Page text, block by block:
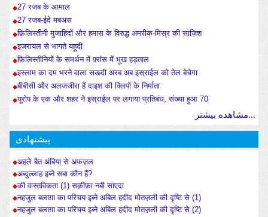
27 रजब के आमाल
27 रजब-ईदे मबअस
फ़िलिस्तीनी मुजाहिदों और हमास के विरुद्ध अमरीक-मिस्र की साज़िश
इजरायल से भागते यहूदी
फ़िलिस्तीनियों के समर्थन में फ़्रांस में भूख हड़ताल
इस्लाम का दम भरने वाला सऊदी अरब अब इस्राईल को तेल बेचेगा
बीबीसी और अलजजीरा हैं दाइश की क्लिपों के निर्माता
यूरोप के एक और शहर ने इस्राईल पर लगाया प्रतिबंध, संख्या हुआ 70
مشاهده بیشتر...
پیشنهادی
अहले बैत अंबिया से अफज़ल
अब्दुल्लाह इब्ने सबा कौन हैं?
की वास्तविकता (1) सक़ीफ़ा नबी साएदा
नहजुल बलाग़ा का परिचय इब्ने अबिल हदीद मोतज़ली की दृष्टि से (1)
नहजुल बलाग़ा का परिचय इब्ने अबिल हदीद मोतज़ली की दृष्टि से (2)